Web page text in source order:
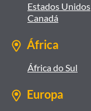
Estados Unidos
Canadá
África
África do Sul
Europa